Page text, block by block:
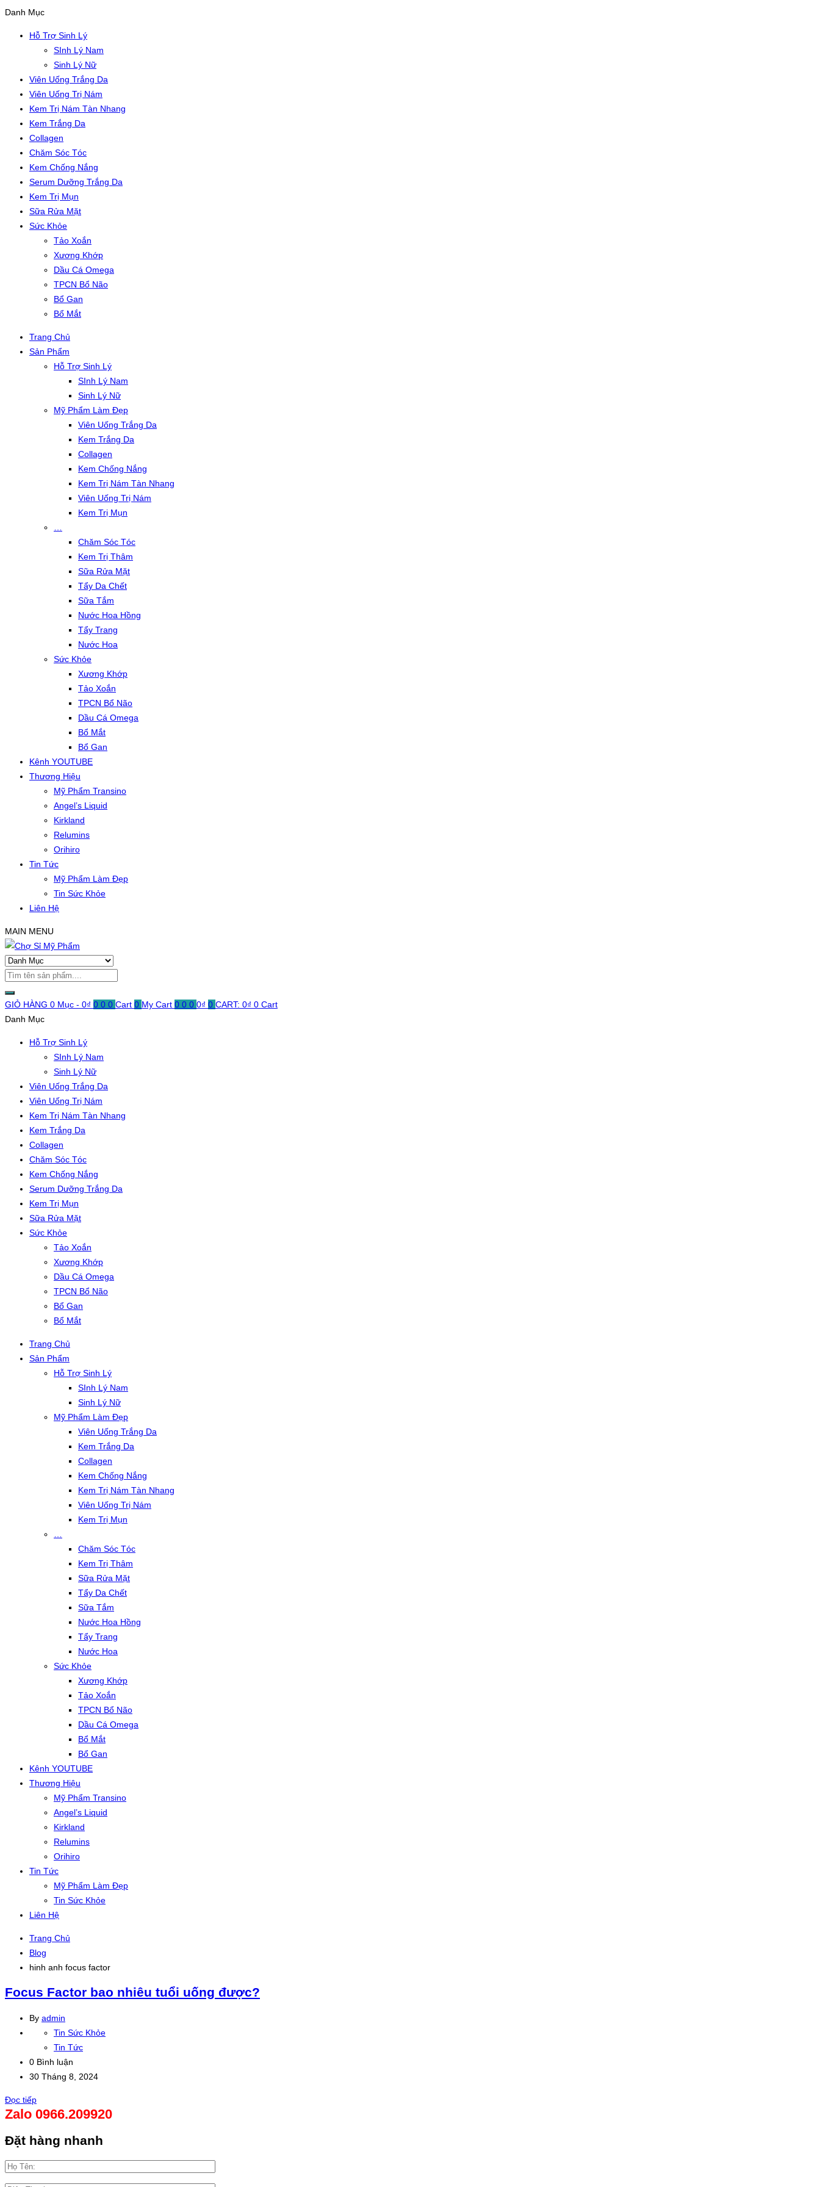
Danh Mục
Hỗ Trợ Sinh Lý
SInh Lý Nam
Sinh Lý Nữ
Viên Uống Trắng Da
Viên Uống Trị Nám
Kem Trị Nám Tàn Nhang
Kem Trắng Da
Collagen
Chăm Sóc Tóc
Kem Chống Nắng
Serum Dưỡng Trắng Da
Kem Trị Mụn
Sữa Rửa Mặt
Sức Khỏe
Tảo Xoắn
Xương Khớp
Dầu Cá Omega
TPCN Bổ Não
Bổ Gan
Bổ Mắt
Trang Chủ
Sản Phẩm
Hỗ Trợ Sinh Lý
SInh Lý Nam
Sinh Lý Nữ
Mỹ Phẩm Làm Đẹp
Viên Uống Trắng Da
Kem Trắng Da
Collagen
Kem Chống Nắng
Kem Trị Nám Tàn Nhang
Viên Uống Trị Nám
Kem Trị Mụn
Chăm Sóc Tóc
Kem Trị Thâm
Sữa Rửa Mặt
Tẩy Da Chết
Sữa Tắm
Nước Hoa Hồng
Tẩy Trang
Nước Hoa
Sức Khỏe
Xương Khớp
Tảo Xoắn
TPCN Bổ Não
Dầu Cá Omega
Bổ Mắt
Bổ Gan
Kênh YOUTUBE
Thương Hiệu
Mỹ Phẩm Transino
Angel’s Liquid
Kirkland
Relumins
Orihiro
Tin Tức
Mỹ Phẩm Làm Đẹp
Tin Sức Khỏe
Liên Hệ
MAIN MENU
GIỎ HÀNG 0 Mục - 0₫ 0 0 0 Cart 0 My Cart 0 0 0 0₫ 0 CART: 0₫ 0 Cart
Danh Mục
Hỗ Trợ Sinh Lý
SInh Lý Nam
Sinh Lý Nữ
Viên Uống Trắng Da
Viên Uống Trị Nám
Kem Trị Nám Tàn Nhang
Kem Trắng Da
Collagen
Chăm Sóc Tóc
Kem Chống Nắng
Serum Dưỡng Trắng Da
Kem Trị Mụn
Sữa Rửa Mặt
Sức Khỏe
Tảo Xoắn
Xương Khớp
Dầu Cá Omega
TPCN Bổ Não
Bổ Gan
Bổ Mắt
Trang Chủ
Sản Phẩm
Hỗ Trợ Sinh Lý
SInh Lý Nam
Sinh Lý Nữ
Mỹ Phẩm Làm Đẹp
Viên Uống Trắng Da
Kem Trắng Da
Collagen
Kem Chống Nắng
Kem Trị Nám Tàn Nhang
Viên Uống Trị Nám
Kem Trị Mụn
Chăm Sóc Tóc
Kem Trị Thâm
Sữa Rửa Mặt
Tẩy Da Chết
Sữa Tắm
Nước Hoa Hồng
Tẩy Trang
Nước Hoa
Sức Khỏe
Xương Khớp
Tảo Xoắn
TPCN Bổ Não
Dầu Cá Omega
Bổ Mắt
Bổ Gan
Kênh YOUTUBE
Thương Hiệu
Mỹ Phẩm Transino
Angel’s Liquid
Kirkland
Relumins
Orihiro
Tin Tức
Mỹ Phẩm Làm Đẹp
Tin Sức Khỏe
Liên Hệ
Trang Chủ
Blog
hinh anh focus factor
Focus Factor bao nhiêu tuổi uống được?
By admin
Tin Sức Khỏe
Tin Tức
0 Bình luận
30 Tháng 8, 2024
Đọc tiếp
Zalo 0966.209920
Đặt hàng nhanh